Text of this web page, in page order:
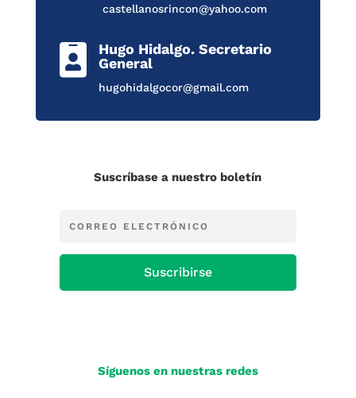
castellanosrincon@yahoo.com

Hugo Hidalgo. Secretario
General
hugohidalgocor@gmail.com
Suscríbase a nuestro boletín
Suscribirse
Síguenos en nuestras redes